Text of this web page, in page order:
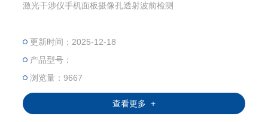
激光干涉仪手机面板摄像孔透射波前检测
更新时间：2025-12-18
产品型号：
浏览量：9667
查看更多 +